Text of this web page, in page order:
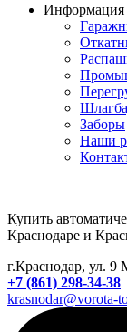
Информация
Заборы
Наши
Купить
Краснодаре и
г.Краснодар, ул. 9
+7 (861) 298-34-38
krasnodar@vorota-